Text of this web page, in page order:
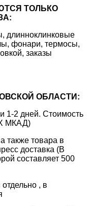
ТОЛЬКО
длинноклинковые
фонари, термосы,
заказы
ОБЛАСТИ:
1-2 дней. Стоимость
МКАД)
также товара в
доставка (В
составляет 500
, в